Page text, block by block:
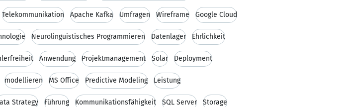
Telekommunikation Apache Kafka Umfragen Wireframe Google Cloud
Neurolinguistisches Programmieren Datenlager Ehrlichkeit
Anwendung Projektmanagement Solar Deployment
modellieren MS Office Predictive Modeling Leistung
Strategy Führung Kommunikationsfähigkeit SQL Server Storage